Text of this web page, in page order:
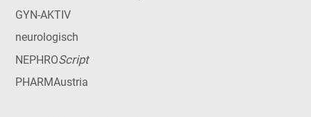
GYN-AKTIV
neurologisch
NEPHROScript
PHARMAustria